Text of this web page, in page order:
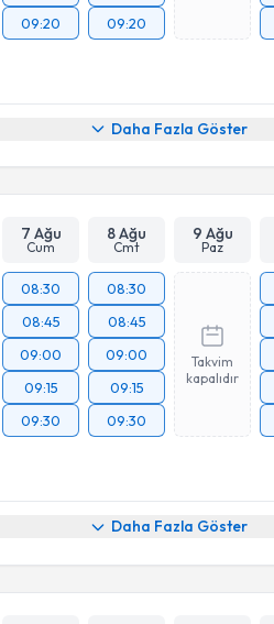
09:20
09:20
Daha Fazla Göster
7 Ağu
Cum
8 Ağu
Cmt
9 Ağu
Paz
08:30
08:45
09:00
09:15
09:30
08:30
08:45
09:00
09:15
09:30
Takvim
kapalıdır
Daha Fazla Göster